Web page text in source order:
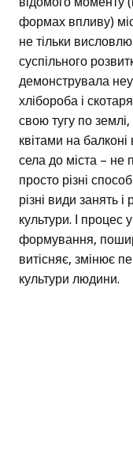
формах впливу)
не тільки
суспільного
демонструвала
хлібороба і
свою тугу по
квітами на
села до міста – не
просто різні
різні види занять і
культури. І процес
формування,
витісняє, змінює
культури людини.